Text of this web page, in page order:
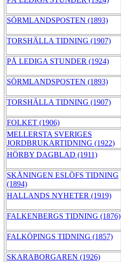
SÖRMLANDSPOSTEN (1893)
TORSHÄLLA TIDNING (1907)
PÅ LEDIGA STUNDER (1924)
SÖRMLANDSPOSTEN (1893)
TORSHÄLLA TIDNING (1907)
FOLKET (1906)
MELLERSTA SVERIGES
JORDBRUKARTIDNING (1922)
HÖRBY DAGBLAD (1911)
SKÅNINGEN ESLÖFS TIDNING
(1894)
HALLANDS NYHETER (1919)
FALKENBERGS TIDNING (1876)
FALKÖPINGS TIDNING (1857)
SKARABORGAREN (1926)